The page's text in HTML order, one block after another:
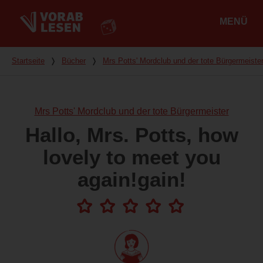
MENÜ
Du bist hier
Startseite ❭ Bücher ❭ Mrs Potts' Mordclub und der tote Bürgermeister
Mrs Potts' Mordclub und der tote Bürgermeister
Hallo, Mrs. Potts, how
lovely to meet you
again!gain!